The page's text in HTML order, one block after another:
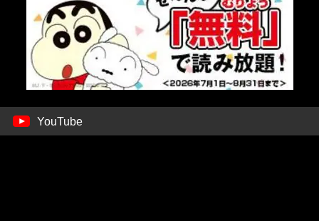
YouTube